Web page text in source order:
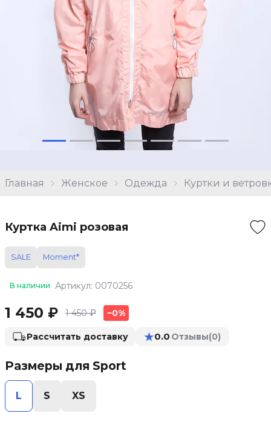
Главная Женское Одежда Куртки и
Куртка Aimi розовая
SALE Moment*
В наличии Артикул: 0070256
1 450 ₽ 1 450 ₽ −0%
Рассчитать доставку ★0.0 Отзывы(0)
Размеры для Sport
L S XS